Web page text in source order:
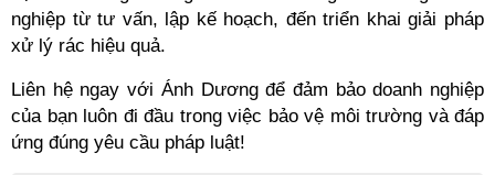
nghiệp từ tư vấn, lập kế hoạch, đến triển khai giải pháp
xử lý rác hiệu quả.
Liên hệ ngay với Ánh Dương để đảm bảo doanh nghiệp
của bạn luôn đi đầu trong việc bảo vệ môi trường và đáp
ứng đúng yêu cầu pháp luật!